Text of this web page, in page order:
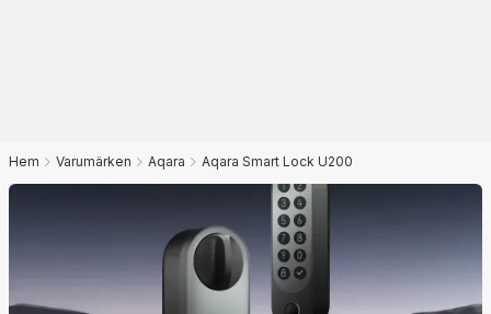
Hem Varumärken Aqara Aqara Smart Lock U200